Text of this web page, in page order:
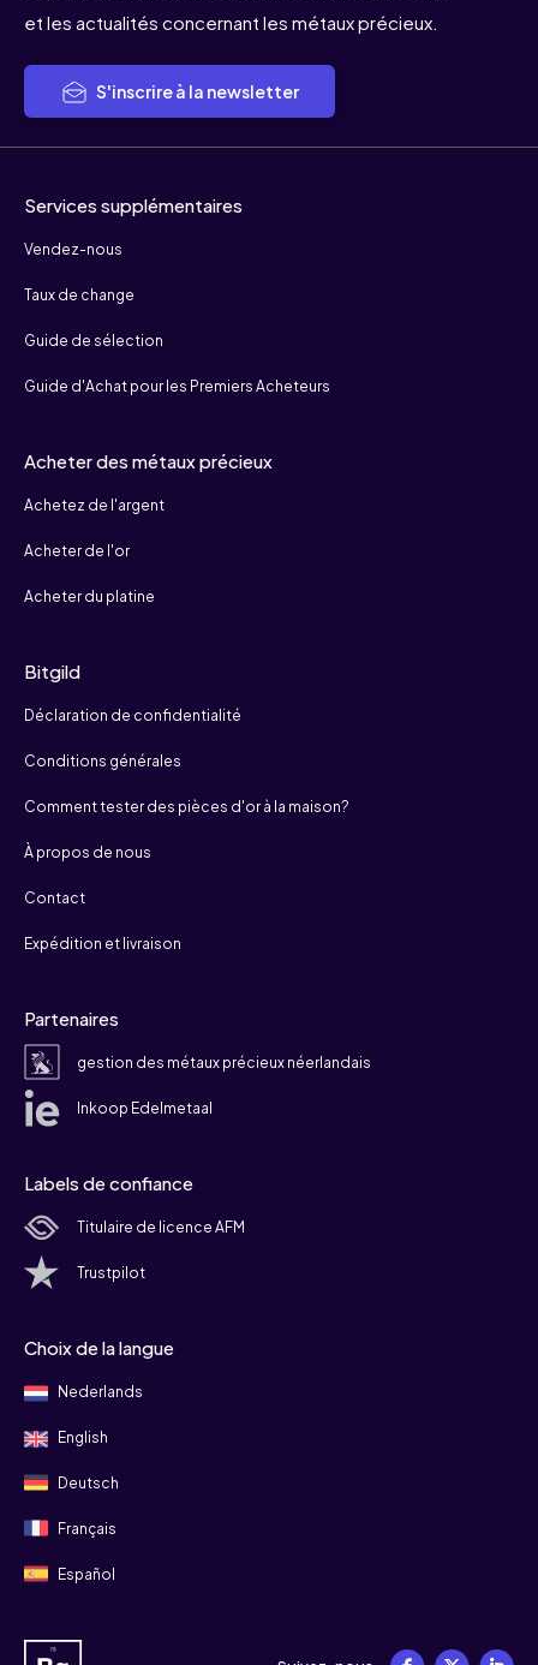
et les actualités concernant les métaux précieux.
S'inscrire à la newsletter
Services supplémentaires
Vendez-nous
Taux de change
Guide de sélection
Guide d'Achat pour les Premiers Acheteurs
Acheter des métaux précieux
Achetez de l'argent
Acheter de l'or
Acheter du platine
Bitgild
Déclaration de confidentialité
Conditions générales
Comment tester des pièces d'or à la maison?
À propos de nous
Contact
Expédition et livraison
Partenaires
gestion des métaux précieux néerlandais
Inkoop Edelmetaal
Labels de confiance
Titulaire de licence AFM
Trustpilot
Choix de la langue
Nederlands
English
Deutsch
Français
Español